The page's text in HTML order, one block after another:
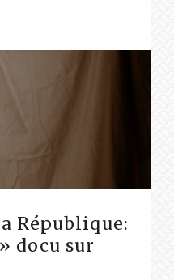
République:
docu sur